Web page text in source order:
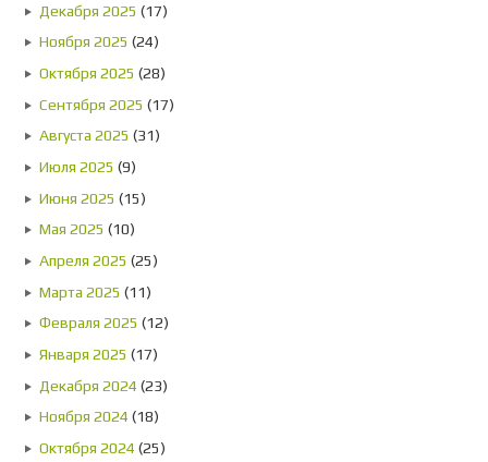
Декабря 2025 (17)
Ноября 2025 (24)
Октября 2025 (28)
Сентября 2025 (17)
Августа 2025 (31)
Июля 2025 (9)
Июня 2025 (15)
Мая 2025 (10)
Апреля 2025 (25)
Марта 2025 (11)
Февраля 2025 (12)
Января 2025 (17)
Декабря 2024 (23)
Ноября 2024 (18)
Октября 2024 (25)